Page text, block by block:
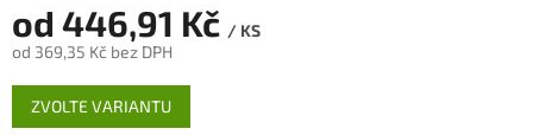
od 446,91 Kč / KS
od 369,35 Kč bez DPH
Měrná
cena:
ZVOLTE VARIANTU